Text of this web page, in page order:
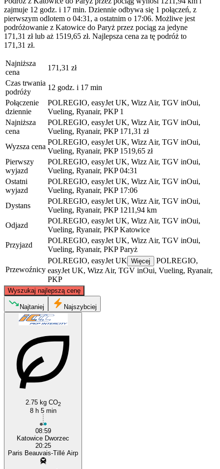
zajmuje 12 godz. i 17 min. Dziennie odbywa się 1 połączeń, z
pierwszym odlotem o 04:31, a ostatnim o 17:06. Możliwe jest
podróżowanie z Katowice do Paryż przez pociąg za jedyne
171,31 zł lub aż 1519,65 zł. Najlepsza cena za tę podróż to
171,31 zł.
Najniższa
cena
171,31 zł
Czas trwania
podróży
12 godz. i 17 min
Połączenie
dziennie
POLREGIO, easyJet UK, Wizz Air, TGV inOui,
Vueling, Ryanair, PKP 1
Najniższa
cena
POLREGIO, easyJet UK, Wizz Air, TGV inOui,
Vueling, Ryanair, PKP 171,31 zł
Wyzsza cena
POLREGIO, easyJet UK, Wizz Air, TGV inOui,
Vueling, Ryanair, PKP 1519,65 zł
Pierwszy
wyjazd
POLREGIO, easyJet UK, Wizz Air, TGV inOui,
Vueling, Ryanair, PKP 04:31
Ostatni
wyjazd
POLREGIO, easyJet UK, Wizz Air, TGV inOui,
Vueling, Ryanair, PKP 17:06
Dystans
POLREGIO, easyJet UK, Wizz Air, TGV inOui,
Vueling, Ryanair, PKP 1211,94 km
Odjazd
POLREGIO, easyJet UK, Wizz Air, TGV inOui,
Vueling, Ryanair, PKP Katowice
Przyjazd
POLREGIO, easyJet UK, Wizz Air, TGV inOui,
Vueling, Ryanair, PKP Paryż
Przewoźnicy
POLREGIO, easyJet UK Więcej
POLREGIO,
easyJet UK, Wizz Air, TGV inOui, Vueling, Ryanair,
PKP
Wyszukaj najlepszą cenę
Paris
Najtaniej Najszybciej
2.75 kg CO2
8 h 5 min
08:59
Katowice Dworzec
20:25
Paris Beauvais-Tillé Airp